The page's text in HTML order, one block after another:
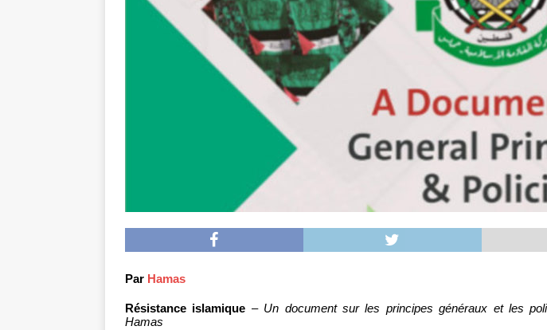
Par Hamas
Résistance islamique – Un document sur les principes généraux et les
Hamas